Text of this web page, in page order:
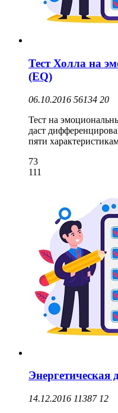
Тест Холла на
(EQ)
06.10.2016 56134 20
Тест на
даст
пяти
73
111
Энергетическая
14.12.2016 11387 12